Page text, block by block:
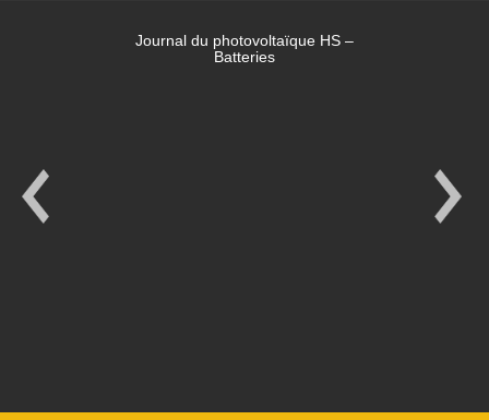
Journal du photovoltaïque HS –
Batteries